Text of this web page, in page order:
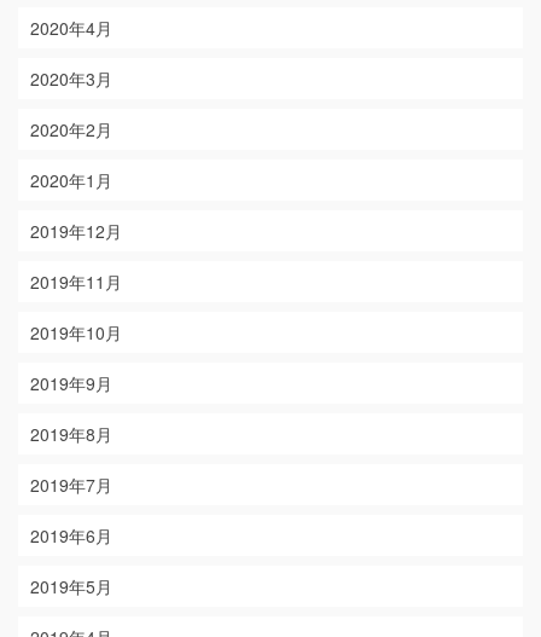
2020年4月
2020年3月
2020年2月
2020年1月
2019年12月
2019年11月
2019年10月
2019年9月
2019年8月
2019年7月
2019年6月
2019年5月